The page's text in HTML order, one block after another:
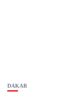
DAKAR